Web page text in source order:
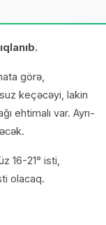
görə,
keçəcəyi, lakin
ehtimalı var. Ayrı-
16-21° isti,
olacaq.